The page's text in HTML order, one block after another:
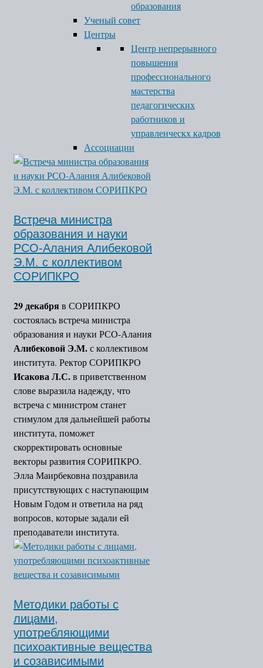
образования
Ученый совет
Центры
Центр непрерывного
повышения
профессионального
мастерства
педагогических
работников и
управленческх кадров
Ассоциации
Встреча министра
образования и науки
РСО-Алания Алибековой
Э.М. с коллективом
СОРИПКРО
29 декабряв СОРИПКРО
состоялась встреча министра
образования и науки РСО-Алания
Алибековой Э.М.с коллективом
института. Ректор СОРИПКРО
Исакова Л.С.в приветственном
слове выразила надежду, что
встреча с министром станет
стимулом для дальнейшей работы
института, поможет
скорректировать основные
векторы развития СОРИПКРО.
Элла Маирбековна поздравила
присутствующих с наступающим
Новым Годом и ответила на ряд
вопросов, которые задали ей
преподаватели института.
Методики работы с
лицами,
употребляющими
психоактивные вещества
и созависимыми